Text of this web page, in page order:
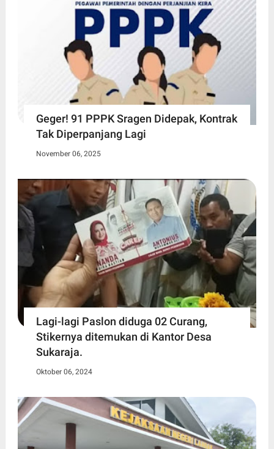
Geger! 91 PPPK Sragen Didepak, Kontrak
Tak Diperpanjang Lagi
November 06, 2025
Lagi-lagi Paslon diduga 02 Curang,
Stikernya ditemukan di Kantor Desa
Sukaraja.
Oktober 06, 2024